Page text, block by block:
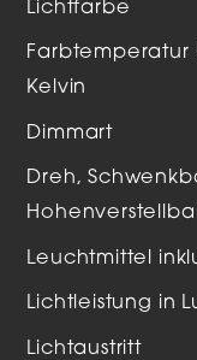
Lichtfarbe
Farbtemperatur
Kelvin
Dimmart
Dreh,
Leuchtmittel
Lichtleistung in
Lichtaustritt